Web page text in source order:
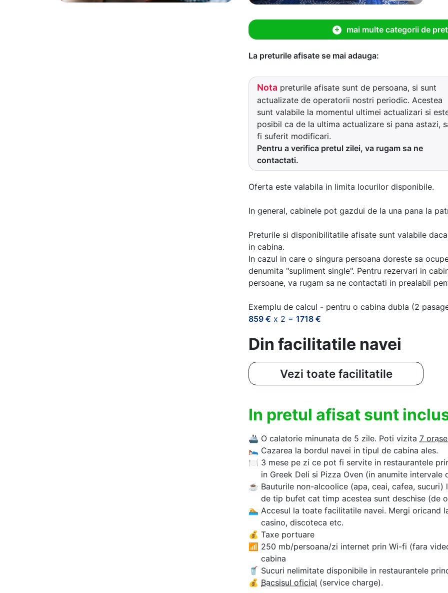
mai multe categorii de pret
La preturile afisate se mai adauga:
Nota preturile afisate sunt de persoana, si sunt
actualizate de operatorii nostri periodic. Acestea
sunt valabile la momentul ultimei actualizari si
posibil ca de la ultima actualizare si pana astazi,
fi suferit modificari.
Pentru a verifica pretul zilei, va rugam sa ne
contactati.
Oferta este valabila in limita locurilor disponibile.
In general, cabinele pot gazdui de la una pana la
Preturile si disponibilitatile afisate sunt valabile
in cabina.
In cazul in care o singura persoana doreste sa
denumita "supliment single". Pentru rezervari in
persoane, va rugam sa ne contactati in prealabil
Exemplu de calcul - pentru o cabina dubla (2
859 € x 2 = 1718 €
Din facilitatile navei
Vezi toate facilitatile
In pretul afisat sunt
🚢 O calatorie minunata de 5 zile. Poti vizita 7 orase
🛌 Cazarea la bordul navei in tipul de cabina ales.
🍽 3 mese pe zi ce pot fi servite in restaurantele
in Greek Deli si Pizza Oven (in anumite intervale
☕ Bauturile non-alcoolice (apa, ceai, cafea,
de tip bufet cat timp acestea sunt deschise (de
🏊‍ Accesul la toate facilitatile navei. Mergi oricand
casino, discoteca etc.
💰 Taxe portuare
📶 250 mb/persoana/zi internet prin Wi-fi (fara
cabina
🥤 Sucuri nelimitate disponibile in restaurantele
💰 Bacsisul oficial (service charge).